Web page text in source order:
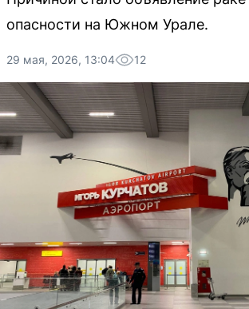
опасности на Южном Урале.
29 мая, 2026, 13:04 12